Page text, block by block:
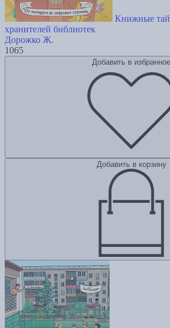
Книжные
хранителей библиотек
Дорожко Ж.
1065
Добавить в избранное
Добавить в корзину